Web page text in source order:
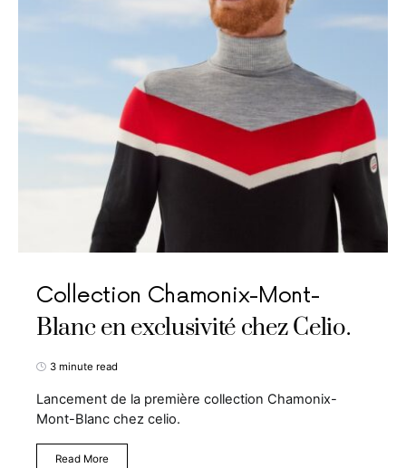
Collection Chamonix-Mont-
Blanc en exclusivité chez Celio.
3 minute read
Lancement de la première collection Chamonix-
Mont-Blanc chez celio.
Read More